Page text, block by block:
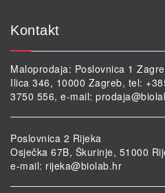
Kontakt
Maloprodaja: Poslovnica 1
Ilica 346, 10000 Zagreb, tel:
3750 556, e-mail:
Poslovnica 2 Rijeka
Osječka 67B, Škurinje, 51000
e-mail: rijeka@biolab.hr